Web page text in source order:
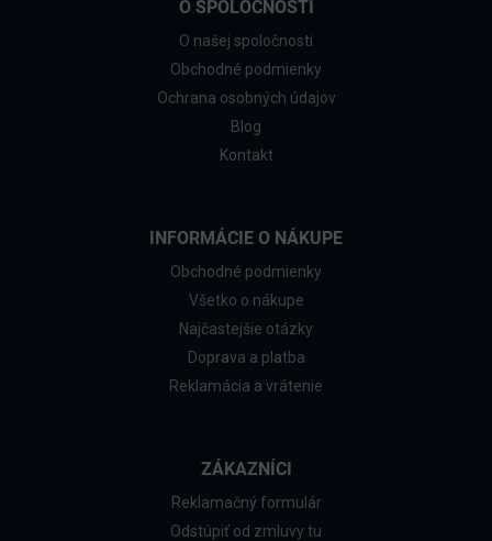
O SPOLOČNOSTI
O našej spoločnosti
Obchodné podmienky
Ochrana osobných údajov
Blog
Kontakt
INFORMÁCIE O NÁKUPE
Obchodné podmienky
Všetko o nákupe
Najčastejšie otázky
Doprava a platba
Reklamácia a vrátenie
ZÁKAZNÍCI
Reklamačný formulár
Odstúpiť od zmluvy tu